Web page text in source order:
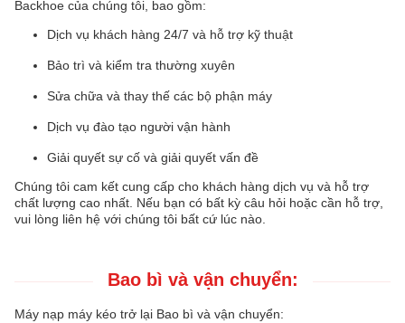
Backhoe của chúng tôi, bao gồm:
Dịch vụ khách hàng 24/7 và hỗ trợ kỹ thuật
Bảo trì và kiểm tra thường xuyên
Sửa chữa và thay thế các bộ phận máy
Dịch vụ đào tạo người vận hành
Giải quyết sự cố và giải quyết vấn đề
Chúng tôi cam kết cung cấp cho khách hàng dịch vụ và hỗ trợ
chất lượng cao nhất. Nếu bạn có bất kỳ câu hỏi hoặc cần hỗ trợ,
vui lòng liên hệ với chúng tôi bất cứ lúc nào.
Bao bì và vận chuyển:
Máy nạp máy kéo trở lại Bao bì và vận chuyển: